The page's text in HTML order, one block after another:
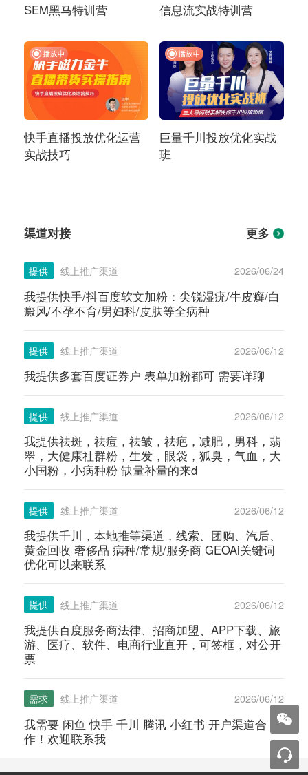
SEM黑马特训营 信息流实战特训营
快手直播投放优化运营
实战技巧
巨量千川投放优化实战
班
渠道对接 更多
提供 线上推广渠道 2026/06/24
我提供快手/抖百度软文加粉：尖锐湿疣/牛皮癣/白
癜风/不孕不育/男妇科/皮肤等全病种
提供 线上推广渠道 2026/06/12
我提供多套百度证券户 表单加粉都可 需要详聊
提供 线上推广渠道 2026/06/12
我提供祛斑，祛痘，祛皱，祛疤，减肥，男科，翡
翠，大健康社群粉，生发，眼袋，狐臭，气血，大
小国粉，小病种粉 缺量补量的来d
提供 线上推广渠道 2026/06/12
我提供千川，本地推等渠道，线索、团购、汽后、
黄金回收 奢侈品 病种/常规/服务商 GEOAi关键词
优化可以来联系
提供 线上推广渠道 2026/06/12
我提供百度服务商法律、招商加盟、APP下载、旅
游、医疗、软件、电商行业直开，可签框，对公开
票
需求 线上推广渠道 2026/06/12
我需要 闲鱼 快手 千川 腾讯 小红书 开户渠道合
作！欢迎联系我